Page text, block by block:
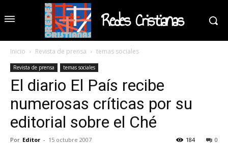
Redes Cristianas
Inicio Revista de prensa temas sociales
Revista de prensa temas sociales
El diario El País recibe
numerosas críticas por su
editorial sobre el Ché
Por Editor - 15 octubre 2007 0
184